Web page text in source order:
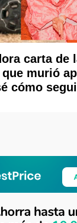
carta de
murió
cómo